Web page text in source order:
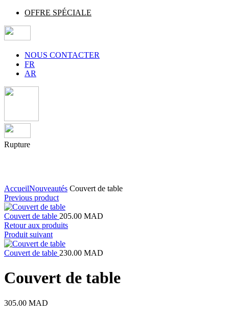
OFFRE SPÉCIALE
NOUS CONTACTER
FR
AR
Rupture
AccueilNouveautés Couvert de table
Previous product
Couvert de table 205.00 MAD
Retour aux produits
Produit suivant
Couvert de table 230.00 MAD
Couvert de table
305.00 MAD